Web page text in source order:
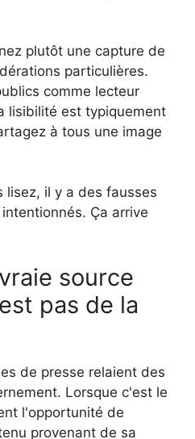
plutôt une capture de
particulières.
comme lecteur
lisibilité est typiquement
à tous une image
lisez, il y a des fausses
Ça arrive
source
pas de la
de presse relaient des
Lorsque c'est le
l'opportunité de
provenant de sa